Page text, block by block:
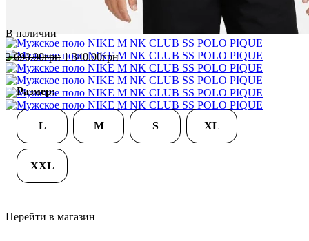
2 690.00грн 1 340.00грн
Размер:
L M S XL
XXL
Перейти в магазин